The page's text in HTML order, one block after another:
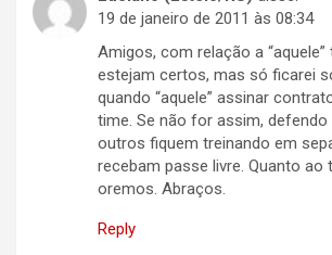
19 de janeiro de 2011 às 08:34
Amigos, com relação a
estejam certos, mas só ficarei
quando “aquele” assinar
time. Se não for assim, defendo
outros fiquem treinando em
recebam passe livre. Quanto ao
oremos. Abraços.
Reply